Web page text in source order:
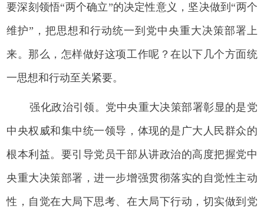
要深刻领悟“两个确立”的决定性意义，坚决做到“两个
维护”，把思想和行动统一到党中央重大决策部署上
来。那么，怎样做好这项工作呢？在以下几个方面统
一思想和行动至关紧要。
强化政治引领。党中央重大决策部署彰显的是党
中央权威和集中统一领导，体现的是广大人民群众的
根本利益。要引导党员干部从讲政治的高度把握党中
央重大决策部署，进一步增强贯彻落实的自觉性主动
性，自觉在大局下思考、在大局下行动，切实做到党